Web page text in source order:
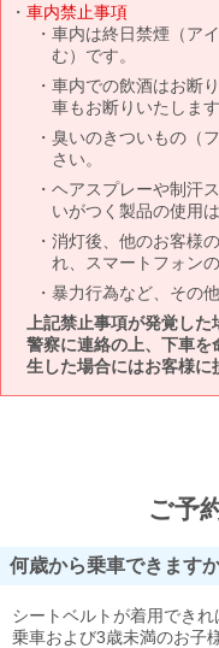
車内禁止事項
車内は終日禁煙（ア
む）です。
車内での飲酒はお断
車もお断りいたします
臭いのきついもの（
さい。
ヘアスプレーや制汗
いがつく製品の使用
消灯後、他のお客様
れ、スマートフォン
暴力行為など、その
上記禁止事項が発覚し
警察に連絡の上、下車
生した場合にはお客様に
ご予
何歳から乗車できます
シートベルトが着用でき
乗車および3歳未満のお子